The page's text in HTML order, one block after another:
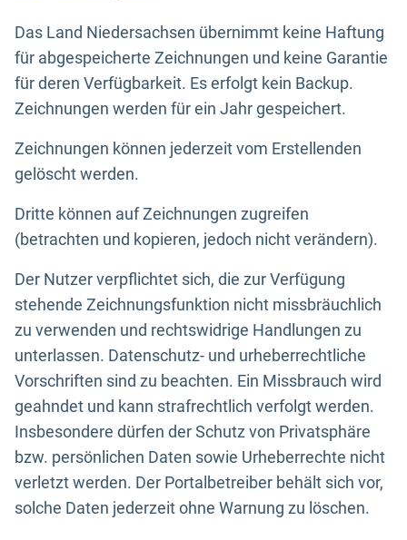
Das Land Niedersachsen übernimmt keine Haftung
für abgespeicherte Zeichnungen und keine Garantie
für deren Verfügbarkeit. Es erfolgt kein Backup.
Zeichnungen werden für ein Jahr gespeichert.
Zeichnungen können jederzeit vom Erstellenden
gelöscht werden.
Dritte können auf Zeichnungen zugreifen
(betrachten und kopieren, jedoch nicht verändern).
Der Nutzer verpflichtet sich, die zur Verfügung
stehende Zeichnungsfunktion nicht missbräuchlich
zu verwenden und rechtswidrige Handlungen zu
unterlassen. Datenschutz- und urheberrechtliche
Vorschriften sind zu beachten. Ein Missbrauch wird
geahndet und kann strafrechtlich verfolgt werden.
Insbesondere dürfen der Schutz von Privatsphäre
bzw. persönlichen Daten sowie Urheberrechte nicht
verletzt werden. Der Portalbetreiber behält sich vor,
solche Daten jederzeit ohne Warnung zu löschen.